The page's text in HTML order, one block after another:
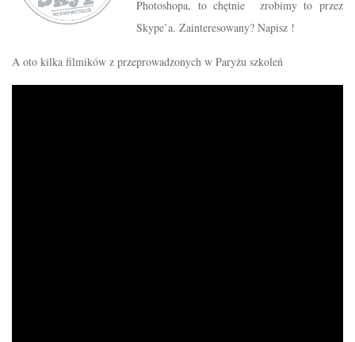
Photoshopa, to chętnie zrobimy to przez
Skype’a. Zainteresowany? Napisz !
A oto kilka filmików z przeprowadzonych w Paryżu szkoleń